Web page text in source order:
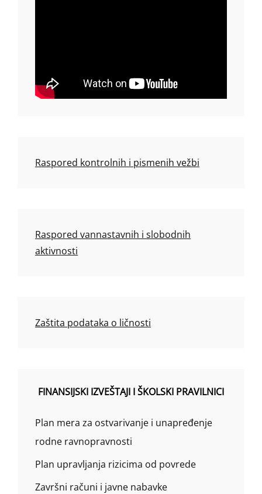
Raspored kontrolnih i pismenih vežbi
Raspored vannastavnih i slobodnih
aktivnosti
Zaštita podataka o ličnosti
FINANSIJSKI IZVEŠTAJI I ŠKOLSKI PRAVILNICI
Plan mera za ostvarivanje i unapređenje
rodne ravnopravnosti
Plan upravljanja rizicima od povrede
Završni računi i javne nabavke